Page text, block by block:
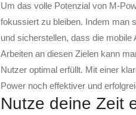
Um das volle Potenzial von M-
fokussiert zu bleiben. Indem man
und sicherstellen, dass die
Arbeiten an diesen Zielen kann
Nutzer optimal erfüllt. Mit einer
Power noch effektiver und
Nutze deine Zeit